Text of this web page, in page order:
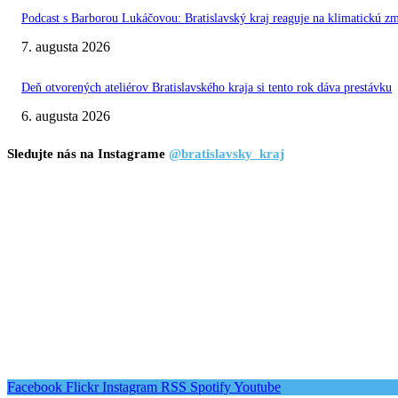
Podcast s Barborou Lukáčovou: Bratislavský kraj reaguje na klimatickú
7. augusta 2026
Deň otvorených ateliérov Bratislavského kraja si tento rok dáva prestávku
6. augusta 2026
Sledujte nás na Instagrame @bratislavsky_kraj
Facebook Flickr Instagram RSS SpotifyYoutube